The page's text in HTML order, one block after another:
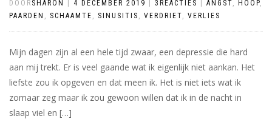
DOOR SHARON 4 DECEMBER 2019 3REACTIES ANGST, HOOP,
PAARDEN , SCHAAMTE , SINUSITIS , VERDRIET, VERLIES
Mijn dagen zijn al een hele tijd zwaar, een depressie die hard
aan mij trekt. Er is veel gaande wat ik eigenlijk niet aankan. Het
liefste zou ik opgeven en dat meen ik. Het is niet iets wat ik
zomaar zeg maar ik zou gewoon willen dat ik in de nacht in
slaap viel en […]